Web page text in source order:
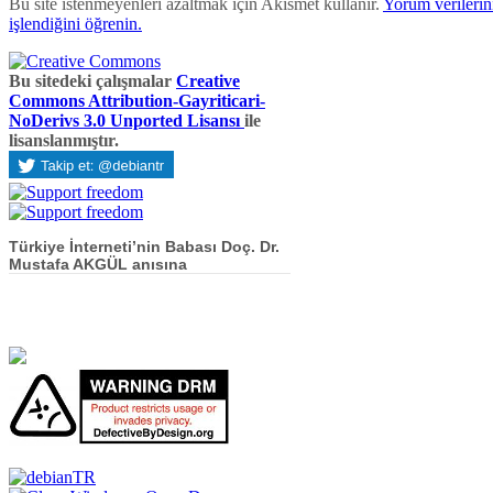
işlendiğini öğrenin.
Bu sitedeki çalışmalar Creative
Commons Attribution-Gayriticari-
NoDerivs 3.0 Unported Lisansı ile
lisanslanmıştır.
Türkiye İnterneti’nin Babası Doç. Dr.
Mustafa AKGÜL anısına